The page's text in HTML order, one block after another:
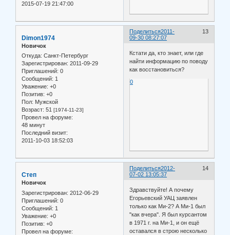
2015-07-19 21:47:00
Поделиться 13
2011-
09-30 08:27:07
Dimon1974
Новичок
Откуда: Санкт-Петербург
Зарегистрирован: 2011-09-29
Приглашений: 0
Сообщений: 1
Уважение: +0
Позитив: +0
Пол: Мужской
Возраст: 51 [1974-11-23]
Провел на форуме:
48 минут
Последний визит:
2011-10-03 18:52:03
Кстати да, кто знает, или где
найти информацию по поводу
как восстановиться?
0
Поделиться 14
2012-
07-02 13:05:37
Степ
Новичок
Зарегистрирован: 2012-06-29
Приглашений: 0
Сообщений: 1
Уважение: +0
Позитив: +0
Провел на форуме:
Здравствуйте! А почему
Егорьевский УАЦ заявлен
только как Ми-2? А Ми-1 был
"как вчера". Я был курсантом
в 1971 г. на Ми-1, и он ещё
оставался в строю несколько